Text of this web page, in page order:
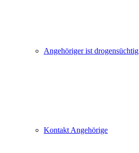
Angehöriger ist drogensüchtig
Kontakt Angehörige